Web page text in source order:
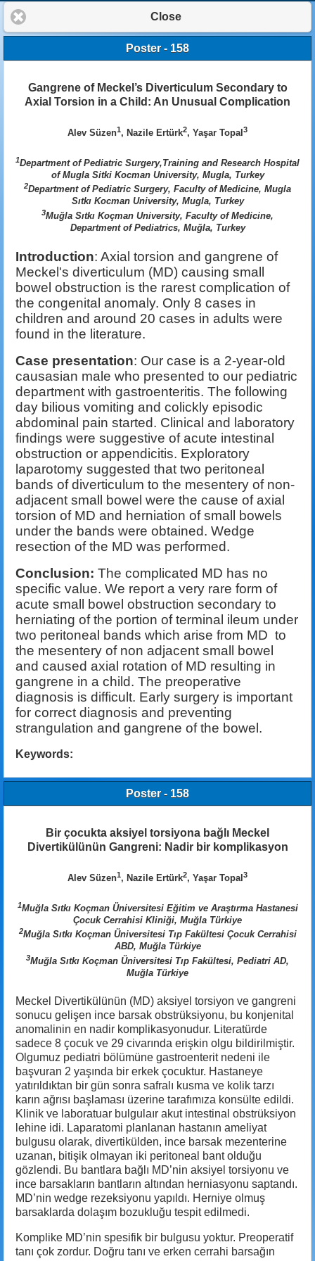
Close
Poster - 158
Gangrene of Meckel’s Diverticulum Secondary to
Axial Torsion in a Child: An Unusual Complication
Alev Süzen1, Nazile Ertürk2, Yaşar Topal 3
1Department of Pediatric Surgery,Training and Research Hospital
of Mugla Sitki Kocman University, Mugla, Turkey
2Department of Pediatric Surgery, Faculty of Medicine, Mugla
Sıtkı Kocman University, Mugla, Turkey
3Muğla Sıtkı Koçman University, Faculty of Medicine,
Department of Pediatrics, Muğla, Turkey
Introduction: Axial torsion and gangrene of
Meckel's diverticulum (MD) causing small
bowel obstruction is the rarest complication of
the congenital anomaly. Only 8 cases in
children and around 20 cases in adults were
found in the literature.
Case presentation: Our case is a 2-year-old
causasian male who presented to our pediatric
department with gastroenteritis. The following
day bilious vomiting and colickly episodic
abdominal pain started. Clinical and laboratory
findings were suggestive of acute intestinal
obstruction or appendicitis. Exploratory
laparotomy suggested that two peritoneal
bands of diverticulum to the mesentery of non-
adjacent small bowel were the cause of axial
torsion of MD and herniation of small bowels
under the bands were obtained. Wedge
resection of the MD was performed.
Conclusion: The complicated MD has no
specific value. We report a very rare form of
acute small bowel obstruction secondary to
herniating of the portion of terminal ileum under
two peritoneal bands which arise from MD to
the mesentery of non adjacent small bowel
and caused axial rotation of MD resulting in
gangrene in a child. The preoperative
diagnosis is difficult. Early surgery is important
for correct diagnosis and preventing
strangulation and gangrene of the bowel.
Keywords:
Poster - 158
Bir çocukta aksiyel torsiyona bağlı Meckel
Divertikülünün Gangreni: Nadir bir komplikasyon
Alev Süzen1, Nazile Ertürk2, Yaşar Topal 3
1Muğla Sıtkı Koçman Üniversitesi Eğitim ve Araştırma Hastanesi
Çocuk Cerrahisi Kliniği, Muğla Türkiye
2Muğla Sıtkı Koçman Üniversitesi Tıp Fakültesi Çocuk Cerrahisi
ABD, Muğla Türkiye
3Muğla Sıtkı Koçman Üniversitesi Tıp Fakültesi, Pediatri AD,
Muğla Türkiye
Meckel Divertikülünün (MD) aksiyel torsiyon ve gangreni
sonucu gelişen ince barsak obstrüksiyonu, bu konjenital
anomalinin en nadir komplikasyonudur. Literatürde
sadece 8 çocuk ve 29 civarında erişkin olgu bildirilmiştir.
Olgumuz pediatri bölümüne gastroenterit nedeni ile
başvuran 2 yaşında bir erkek çocuktur. Hastaneye
yatırıldıktan bir gün sonra safralı kusma ve kolik tarzı
karın ağrısı başlaması üzerine tarafımıza konsülte edildi.
Klinik ve laboratuar bulgulaır akut intestinal obstrüksiyon
lehine idi. Laparatomi planlanan hastanın ameliyat
bulgusu olarak, divertikülden, ince barsak mezenterine
uzanan, bitişik olmayan iki peritoneal bant olduğu
gözlendi. Bu bantlara bağlı MD’nin aksiyel torsiyonu ve
ince barsakların bantların altından herniasyonu saptandı.
MD’nin wedge rezeksiyonu yapıldı. Herniye olmuş
barsaklarda dolaşım bozukluğu tespit edilmedi.
Komplike MD’nin spesifik bir bulgusu yoktur. Preoperatif
tanı çok zordur. Doğru tanı ve erken cerrahi barsağın